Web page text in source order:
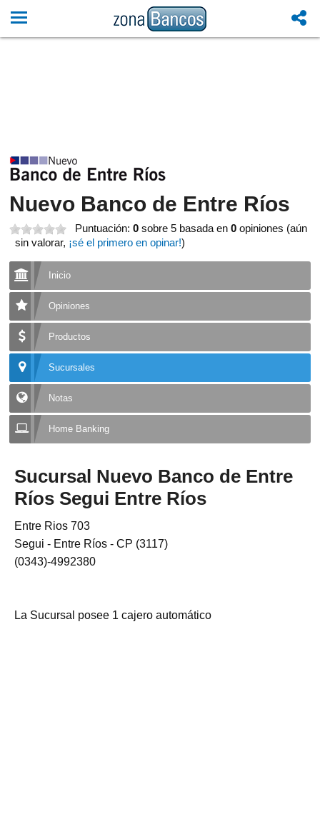
Nuevo Banco de Entre Ríos
Puntuación:0 sobre 5 basada en0 opiniones (aún
sin valorar, ¡sé el primero en opinar!)
Inicio
Opiniones
Productos
Sucursales
Notas
Home Banking
Sucursal Nuevo Banco de Entre
Ríos Segui Entre Ríos
Entre Rios 703
Segui - Entre Ríos - CP (3117)
(0343)-4992380
La Sucursal posee 1 cajero automático